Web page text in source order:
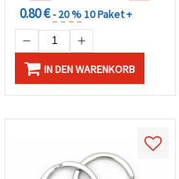
0.80 €- 20 %10 Paket +
IN DEN WARENKORB